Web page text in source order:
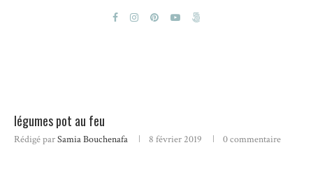
légumes pot au feu
Rédigé parSamia Bouchenafa 8 février 2019 0 commentaire